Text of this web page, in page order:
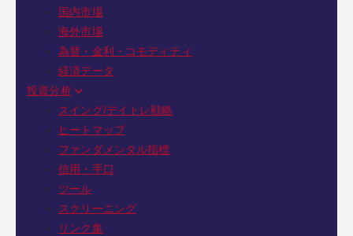
国内市場
海外市場
為替・金利・コモディティ
経済データ
投資分析
スイング/デイトレ戦略
ヒートマップ
ファンダメンタル指標
信用・手口
ツール
スクリーニング
リンク集